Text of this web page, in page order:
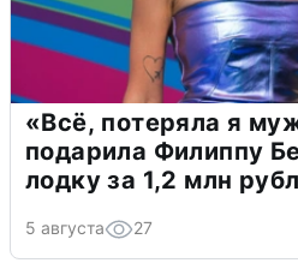
«Всё, потеряла я
подарила Филиппу
лодку за 1,2 млн
5 августа 27